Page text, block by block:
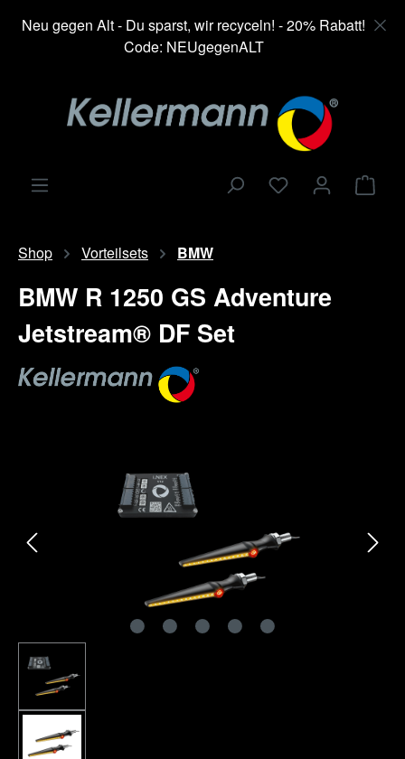
springen
Neu gegen Alt - Du sparst, wir recyceln! - 20% Rabatt!
Code: NEUgegenALT
Shop Vorteilsets BMW
BMW R 1250 GS Adventure
Jetstream® DF Set